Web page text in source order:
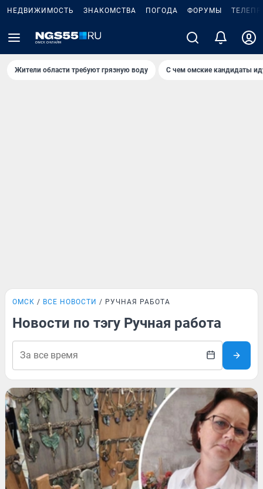
НЕДВИЖИМОСТЬ ЗНАКОМСТВА ПОГОДА ФОРУМЫ
Жители области требуют грязную воду С чем омские кандидаты
ОМСК ВСЕ НОВОСТИ РУЧНАЯ РАБОТА
Новости по тэгу Ручная работа